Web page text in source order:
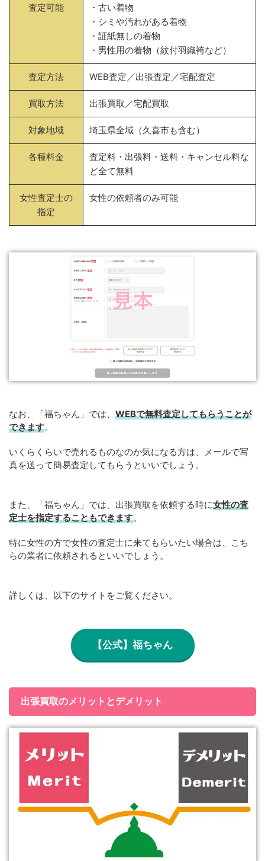
査定可能
・古い着物
・シミや汚れがある着物
・証紙無しの着物
・男性用の着物（紋付羽織袴など）
査定方法 WEB査定／出張査定／宅配査定
買取方法 出張買取／宅配買取
対象地域 埼玉県全域（久喜市も含む）
各種料金
査定料・出張料・送料・キャンセル料な
ど全て無料
女性査定士の
指定
女性の依頼者のみ可能
なお、「福ちゃん」では、 WEBで無料査定してもらうことが
できます。
いくらくらいで売れるものなのか気になる方は、メールで写
真を送って簡易査定してもらうといいでしょう。
また、「福ちゃん」では、出張買取を依頼する時に女性の査
定士を指定することもできます。
特に女性の方で女性の査定士に来てもらいたい場合は、こち
らの業者に依頼されるといいでしょう。
詳しくは、以下のサイトをご覧ください。
【公式】福ちゃん
出張買取のメリットとデメリット